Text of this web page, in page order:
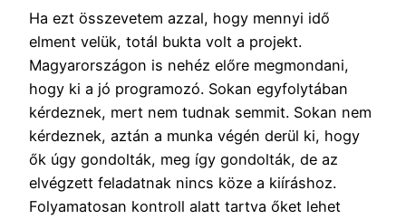
Ha ezt összevetem azzal, hogy mennyi idő
elment velük, totál bukta volt a projekt.
Magyarországon is nehéz előre megmondani,
hogy ki a jó programozó. Sokan egyfolytában
kérdeznek, mert nem tudnak semmit. Sokan nem
kérdeznek, aztán a munka végén derül ki, hogy
ők úgy gondolták, meg így gondolták, de az
elvégzett feladatnak nincs köze a kiíráshoz.
Folyamatosan kontroll alatt tartva őket lehet